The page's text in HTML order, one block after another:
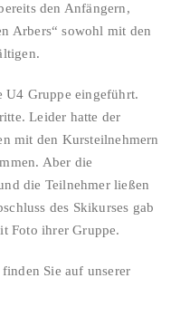
den Anfängern,
Arbers“ sowohl mit den
U4 Gruppe eingeführt.
Leider hatte der
mit den Kursteilnehmern
Aber die
die Teilnehmer ließen
des Skikurses gab
Foto ihrer Gruppe.
Sie auf unserer